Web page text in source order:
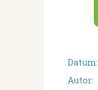
Datum:
Autor: